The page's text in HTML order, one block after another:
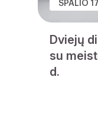
SPALIO
Dviejų
su
d.